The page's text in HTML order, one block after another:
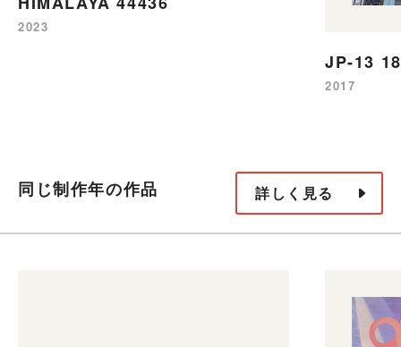
2023
JP-13 18
2017
同じ制作年の作品 詳しく見る